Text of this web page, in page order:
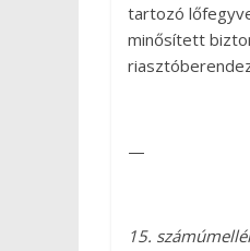
tartozó
minősített
—
15. számú